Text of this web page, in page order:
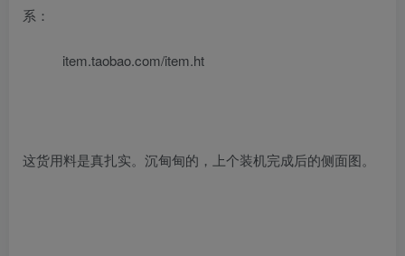
系：
item.taobao.com/item.ht
这货用料是真扎实。沉甸甸的，上个装机完成后的侧面图。